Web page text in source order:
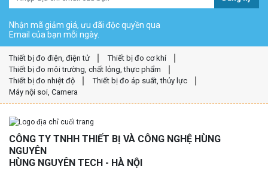
Nhận mã giảm giá, ưu đãi độc quyền qua
Email của bạn mỗi ngày.
Thiết bị đo điện, điện tử
Thiết bị đo cơ khí
Thiết bị đo môi trường, chất lỏng, thực phẩm
Thiết bị đo nhiệt độ
Thiết bị đo áp suất, thủy lực
Máy nội soi, Camera
CÔNG TY TNHH THIẾT BỊ VÀ CÔNG NGHỆ HÙNG
NGUYÊN
HÙNG NGUYÊN TECH - HÀ NỘI